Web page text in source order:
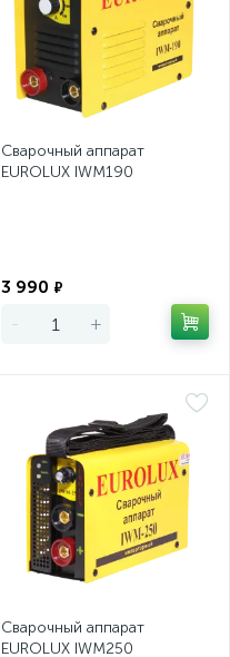
Сварочный аппарат
EUROLUX IWM190
3 990 ₽
- +
Сварочный аппарат
EUROLUX IWM250